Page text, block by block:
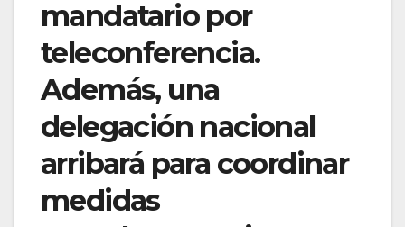
mandatario por
teleconferencia.
Además, una
delegación nacional
arribará para coordinar
medidas